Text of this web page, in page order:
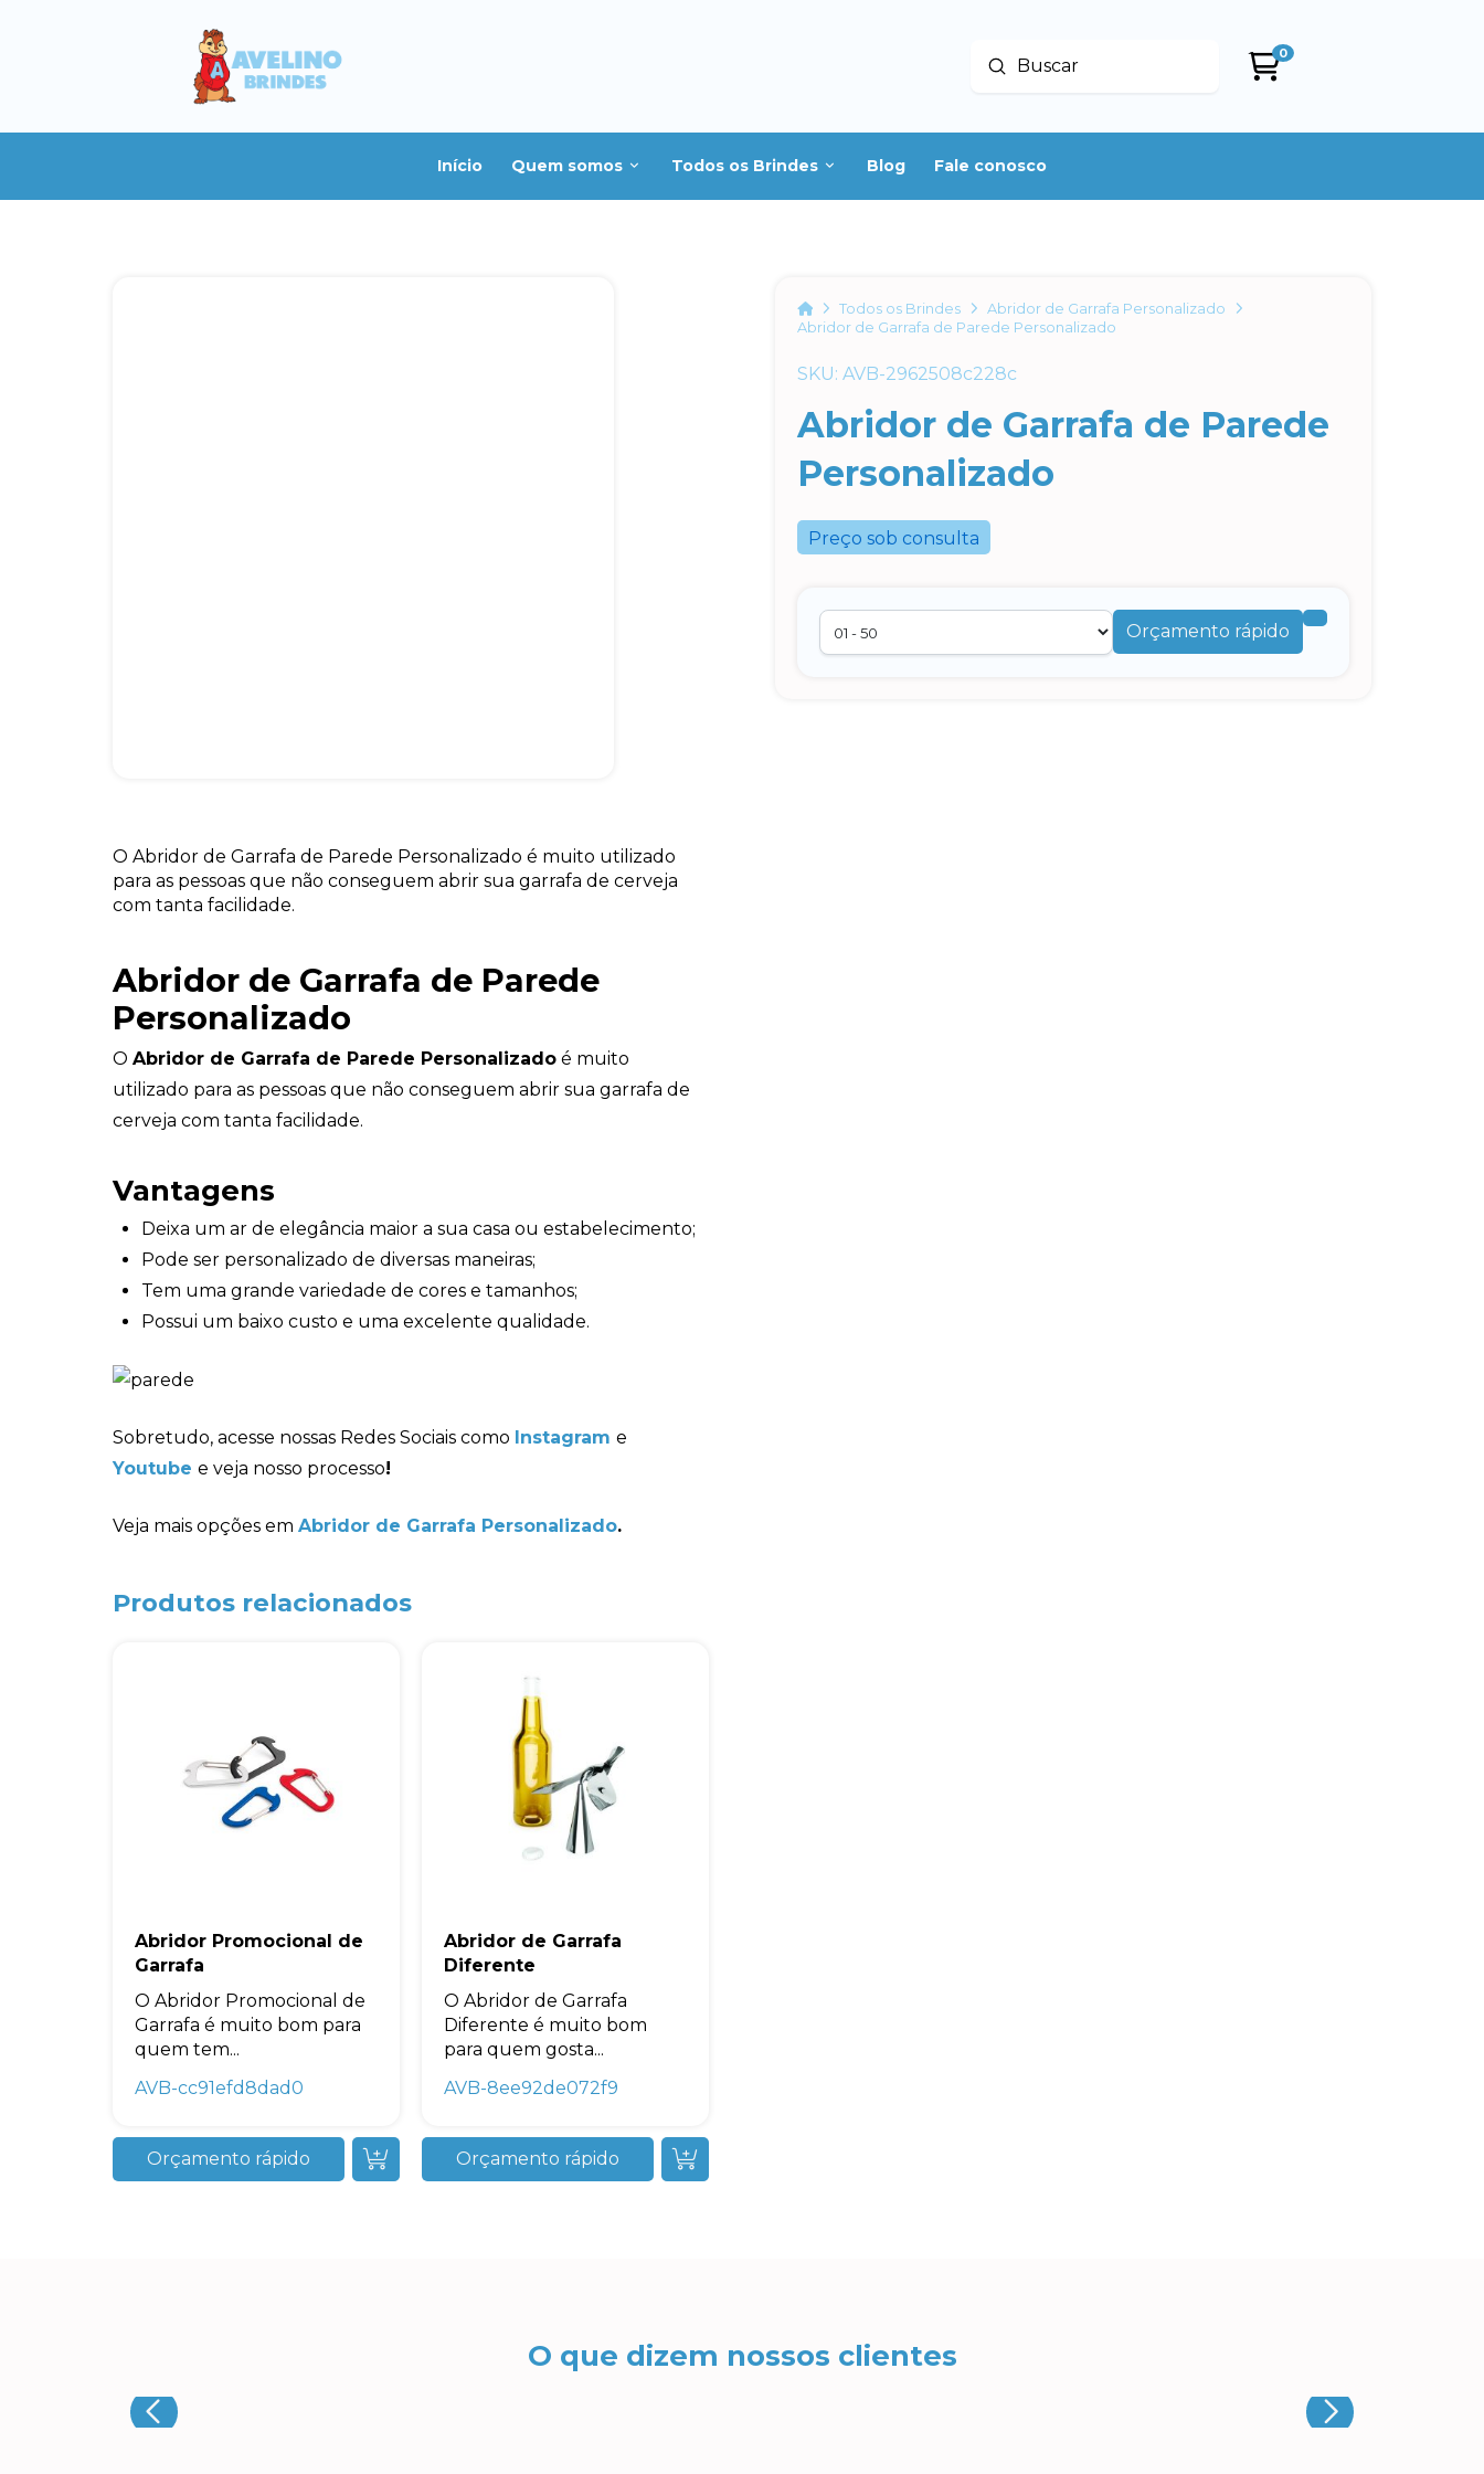
Buscar
Enviar
0
Início Quem somos Todos os Brindes Blog Fale conosco
HomeTodos os Brindes
Abridor de Garrafa Personalizado
Abridor de Garrafa de Parede Personalizado
SKU: AVB-2962508c228c
Abridor de Garrafa de Parede
Personalizado
Preço sob consulta
Orçamento rápido
O Abridor de Garrafa de Parede Personalizado é muito utilizado
para as pessoas que não conseguem abrir sua garrafa de cerveja
com tanta facilidade.
Abridor de Garrafa de Parede
Personalizado
O Abridor de Garrafa de Parede Personalizado é muito
utilizado para as pessoas que não conseguem abrir sua garrafa de
cerveja com tanta facilidade.
Vantagens
Deixa um ar de elegância maior a sua casa ou estabelecimento;
Pode ser personalizado de diversas maneiras;
Tem uma grande variedade de cores e tamanhos;
Possui um baixo custo e uma excelente qualidade.
Sobretudo, acesse nossas Redes Sociais como Instagram e
Youtube e veja nosso processo!
Veja mais opções em Abridor de Garrafa Personalizado.
Produtos relacionados
Abridor Promocional de
Garrafa
O Abridor Promocional de
Garrafa é muito bom para
quem tem...
AVB-cc91efd8dad0
Orçamento rápido
Abridor de Garrafa
Diferente
O Abridor de Garrafa
Diferente é muito bom
para quem gosta...
AVB-8ee92de072f9
Orçamento rápido
O que dizem nossos clientes